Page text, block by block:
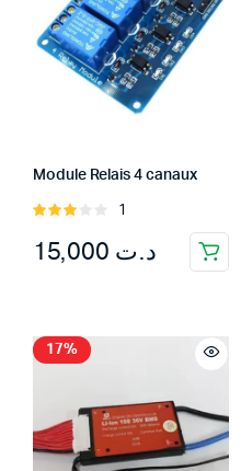
Module Relais 4 canaux
Rated
out of
1
د.ت
17%